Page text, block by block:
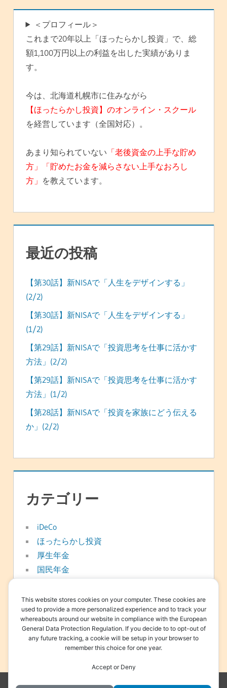
＜プロフィール＞
これまで20年以上「ほったらかし投資」で、総
額1,100万円以上の利益を出した実績がありま
す。
今は、北海道札幌市に住みながら
【ほったらかし投資】のオンライン・スクール
を経営しています（全国対応）。
あまり知られていない 「老後資金の上手な貯め
方」「貯めたお金を減らさない上手なおろし
方」 を教えています。
最近の投稿
【第30話】新NISAで「人生をデザインする」
(2/2)
【第30話】新NISAで「人生をデザインする」
(1/2)
【第29話】新NISAで「投資思考を仕事に活かす
方法」(2/2)
【第29話】新NISAで「投資思考を仕事に活かす
方法」(1/2)
【第28話】新NISAで「投資を家族にどう伝える
か」(2/2)
カテゴリー
iDeCo
ほったらかし投資
厚生年金
国民年金
新NISA
日常
資産形成
退職金
This website stores cookies on your computer. These cookies are
used to provide a more personalized experience and to track your
whereabouts around our website in compliance with the European
General Data Protection Regulation. If you decide to to opt-out of
any future tracking, a cookie will be setup in your browser to
remember this choice for one year.
Accept or Deny